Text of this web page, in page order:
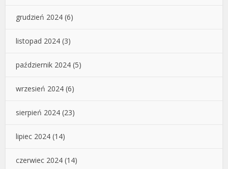
grudzień 2024 (6)
listopad 2024 (3)
październik 2024 (5)
wrzesień 2024 (6)
sierpień 2024 (23)
lipiec 2024 (14)
czerwiec 2024 (14)